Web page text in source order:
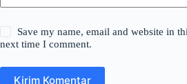
Save my name, email and website in
next time I comment.
Kirim Komentar